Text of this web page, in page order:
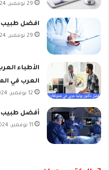
29 نوفمبر، 2024
افضل طبيب
29 نوفمبر، 2024
الأطباء
العرب في
12 نوفمبر، 2024
أفضل طبيب
11 نوفمبر، 2024